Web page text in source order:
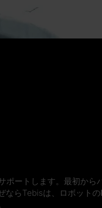
ートします。最初から
らTebisは、 ロボット